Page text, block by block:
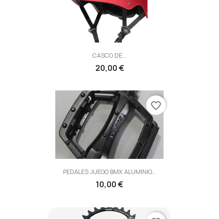
CASCO DE...
20,00 €
PEDALES JUEGO BMX ALUMINIO...
10,00 €
favorite_border